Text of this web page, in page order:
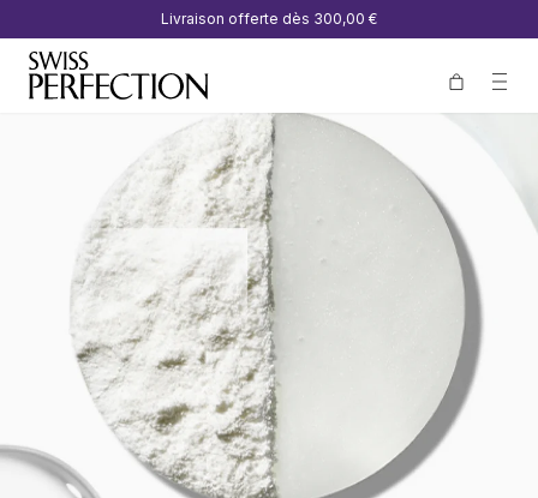
Livraison offerte dès 300,00 €